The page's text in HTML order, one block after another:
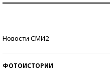
Новости СМИ2
ФОТОИСТОРИИ